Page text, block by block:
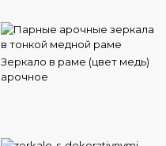
Зеркало в раме (цвет медь)
арочное